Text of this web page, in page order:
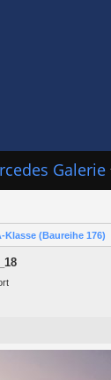
Galerie
Klasse (Baureihe 176)